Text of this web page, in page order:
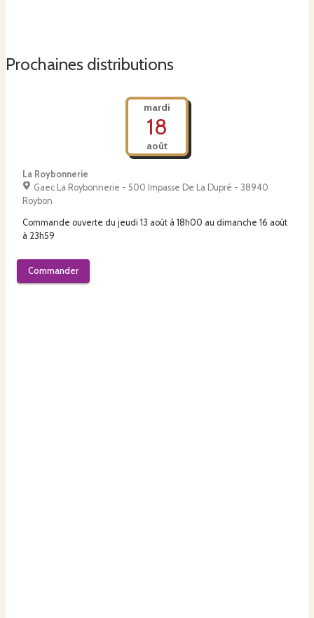
Prochaines distributions
mardi
18
août
La Roybonnerie
Gaec La Roybonnerie - 500 Impasse De La Dupré - 38940
Roybon
Commande ouverte du jeudi 13 août à 18h00 au dimanche 16 août
à 23h59
Commander